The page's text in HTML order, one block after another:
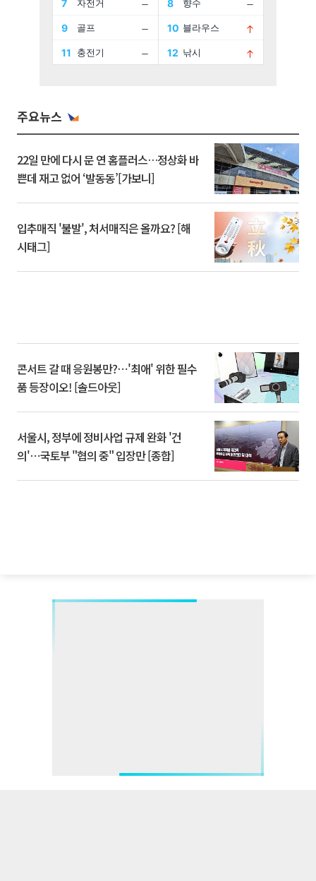
주요뉴스
22일 만에 다시 문 연 홈플러스…정상화 바
쁜데 재고 없어 ‘발동동’[가보니]
입추매직 '불발', 처서매직은 올까요? [해
시태그]
콘서트 갈 때 응원봉만?⋯'최애' 위한 필수
품 등장이오! [솔드아웃]
서울시, 정부에 정비사업 규제 완화 '건
의'⋯국토부 "협의 중" 입장만 [종합]